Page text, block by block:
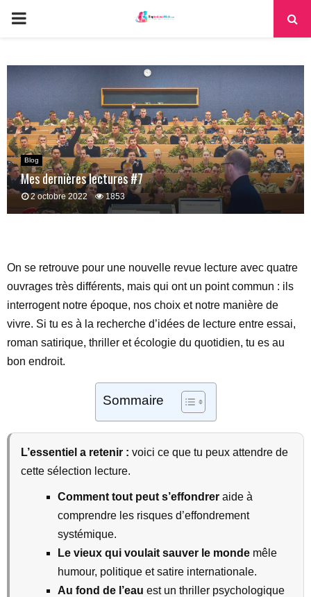
PRIMARY
Blog
Mes dernières lectures #7
2 octobre 2022 1853
On se retrouve pour une nouvelle revue lecture avec quatre
ouvrages très différents, mais qui ont un point commun : ils
interrogent notre époque, nos choix et notre manière de
vivre. Si tu es à la recherche d’idées de lecture entre essai,
roman satirique, thriller et écologie du quotidien, tu es au
bon endroit.
Sommaire
L’essentiel a retenir : voici ce que tu peux attendre de
cette sélection lecture.
Comment tout peut s’effondrer aide à
comprendre les risques d’effondrement
systémique.
Le vieux qui voulait sauver le monde mêle
humour, politique et satire internationale.
Au fond de l’eau est un thriller psychologique